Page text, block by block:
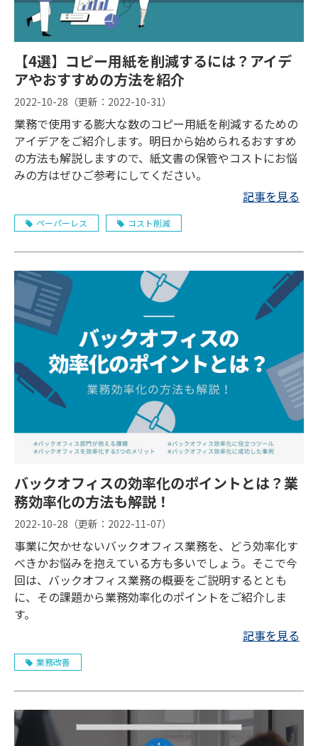
【4選】コピー用紙を削減するには？アイデ
アやおすすめの方法を紹介
2022-10-28 （更新： 2022-10-31）
業務で使用する膨大な数のコピー用紙を削減するための
アイデアをご紹介します。明日から始められるおすすめ
の方法も解説しますので、紙文書の保管やコストにお悩
みの方はぜひご参考にしてください。
記事を見る
ペーパーレス コスト削減
バックオフィスの効率化のポイントとは？業
務効率化の方法も解説！
2022-10-28 （更新： 2022-11-07）
事業に欠かせないバックオフィス業務を、どう効率化す
べきかお悩みを抱えている方も多いでしょう。そこで今
回は、バックオフィス業務の概要をご説明するととも
に、その課題から業務効率化のポイントをご紹介しま
す。
記事を見る
業務改善